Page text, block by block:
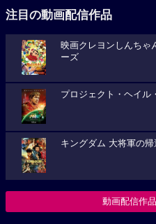
注目の動画配信作品
映画クレヨンしんちゃ
ーズ
プロジェクト・ヘイル
キングダム 大将軍の帰
動画配信作